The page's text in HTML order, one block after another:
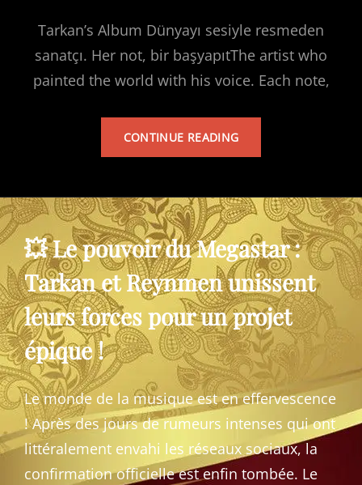
Tarkan’s Album Dünyayı sesiyle resmeden
sanatçı. Her not, bir başyapıtThe artist who
painted the world with his voice. Each note,
CONTINUE READINGTARKAN’S
💥 Le pouvoir du Megastar :
Tarkan et Reynmen unissent
leurs forces pour un projet
épique !
Le monde de la musique est en effervescence
! Après des jours de rumeurs intenses qui ont
littéralement envahi les réseaux sociaux, la
confirmation officielle est enfin tombée. Le